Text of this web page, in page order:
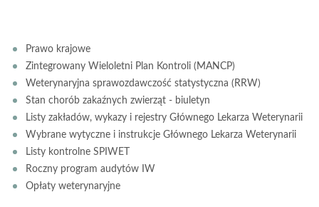
Prawo krajowe
Zintegrowany Wieloletni Plan Kontroli (MANCP)
Weterynaryjna sprawozdawczość statystyczna (RRW)
Stan chorób zakaźnych zwierząt - biuletyn
Listy zakładów, wykazy i rejestry Głównego Lekarza Weterynarii
Wybrane wytyczne i instrukcje Głównego Lekarza Weterynarii
Listy kontrolne SPIWET
Roczny program audytów IW
Opłaty weterynaryjne